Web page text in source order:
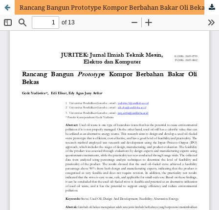
Rancang Bangun Prototype Kompor Berbahan Bakar Oli Bekas